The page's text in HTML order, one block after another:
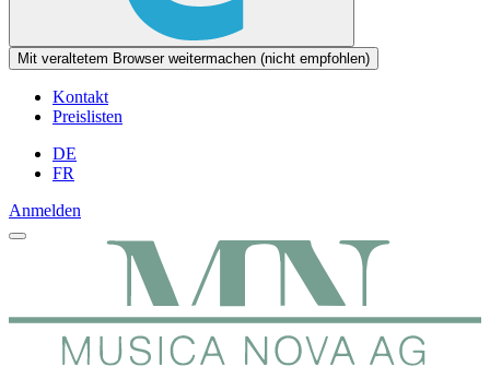
Mit veraltetem Browser weitermachen (nicht empfohlen)
Kontakt
Preislisten
DE
FR
Anmelden